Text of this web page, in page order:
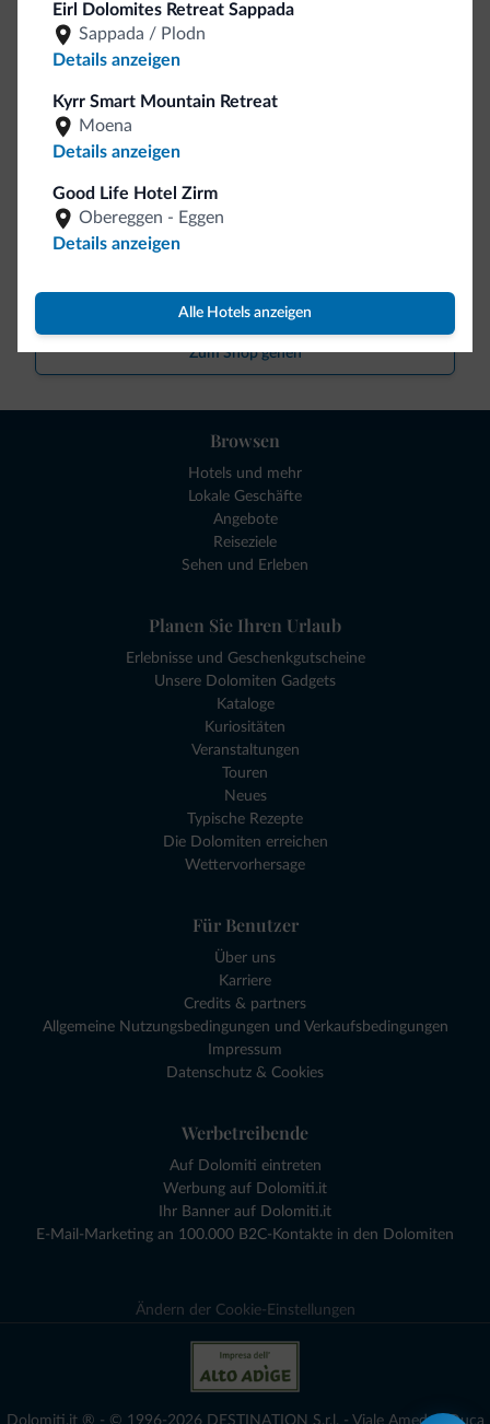
Eirl Dolomites Retreat Sappada
Sappada / Plodn
Details anzeigen
Kyrr Smart Mountain Retreat
Moena
Details anzeigen
Good Life Hotel Zirm
Obereggen - Eggen
Details anzeigen
Alle Hotels anzeigen
Seien Sie originell, entdecken Sie die neue
Kollektion
So viele von Ihnen haben uns gefragt. Die neue Kollektion
von Dolomiti.it ist da!
Zum Shop gehen
Browsen
Hotels und mehr
Lokale Geschäfte
Angebote
Reiseziele
Sehen und Erleben
Planen Sie Ihren Urlaub
Erlebnisse und Geschenkgutscheine
Unsere Dolomiten Gadgets
Kataloge
Kuriositäten
Veranstaltungen
Touren
Neues
Typische Rezepte
Die Dolomiten erreichen
Wettervorhersage
Für Benutzer
Über uns
Karriere
Credits & partners
Allgemeine Nutzungsbedingungen und Verkaufsbedingungen
Impressum
Datenschutz & Cookies
Werbetreibende
Auf Dolomiti eintreten
Werbung auf Dolomiti.it
Ihr Banner auf Dolomiti.it
E-Mail-Marketing an 100.000 B2C-Kontakte in den Dolomiten
Ändern der Cookie-Einstellungen
Dolomiti.it ® - © 1996-2026 DESTINATION S.r.l. - Viale Amedeo Duca